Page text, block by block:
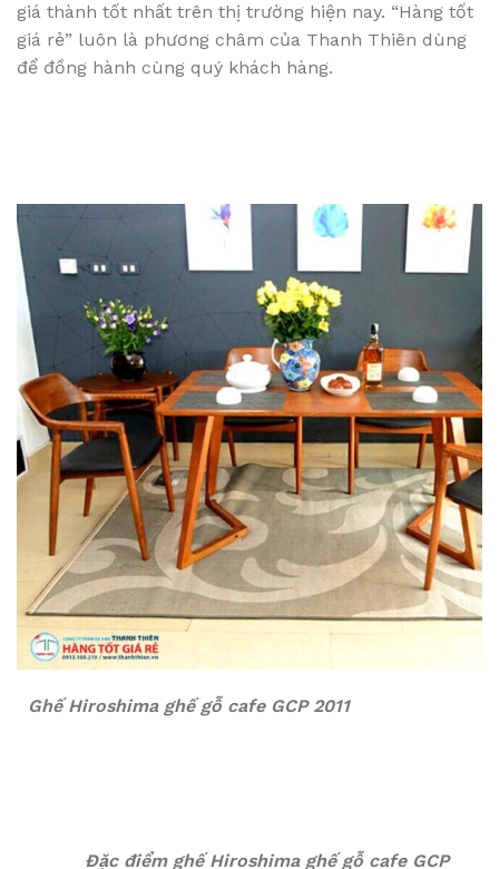
giá thành tốt nhất trên thị trường hiện nay. “Hàng tốt
giá rẻ” luôn là phương châm của Thanh Thiên dùng
để đồng hành cùng quý khách hàng.
GhếHiroshima ghế gỗ cafe GCP 2011
Đặc điểm ghế Hiroshima ghế gỗ cafe GCP